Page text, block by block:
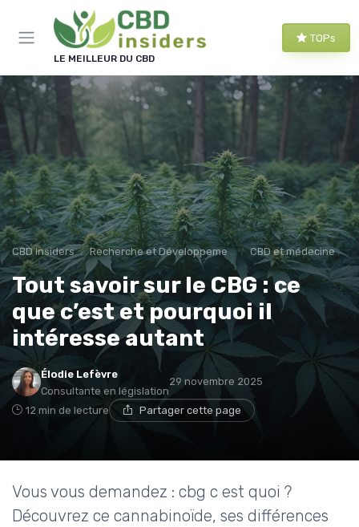
LE MEILLEUR DU CBD
TOPs
CBD Insiders Recherche et Développement en CBD CBD et médecine
Tout savoir sur le CBG : ce
que c’est et pourquoi il
intéresse autant
Élodie Lefèvre
Consultante en législation
29 novembre 2025
12 min de lecture Partager cette page
Vous vous demandez : cbg c est quoi ?
Découvrez ce cannabinoïde, ses différences
Panneau de gestion des cookies